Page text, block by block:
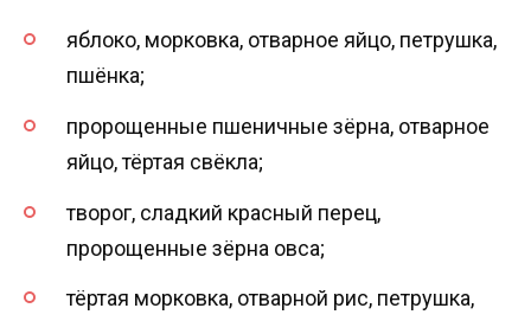
яблоко, морковка, отварное яйцо, петрушка,
пшёнка;
пророщенные пшеничные зёрна, отварное
яйцо, тёртая свёкла;
творог, сладкий красный перец,
пророщенные зёрна овса;
тёртая морковка, отварной рис, петрушка,